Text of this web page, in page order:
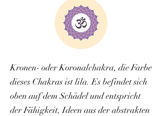
Kronen- oder Koronalchakra, die Farbe
dieses Chakras ist lila. Es befindet sich
oben auf dem Schädel und entspricht
der Fähigkeit, Ideen aus der abstrakten